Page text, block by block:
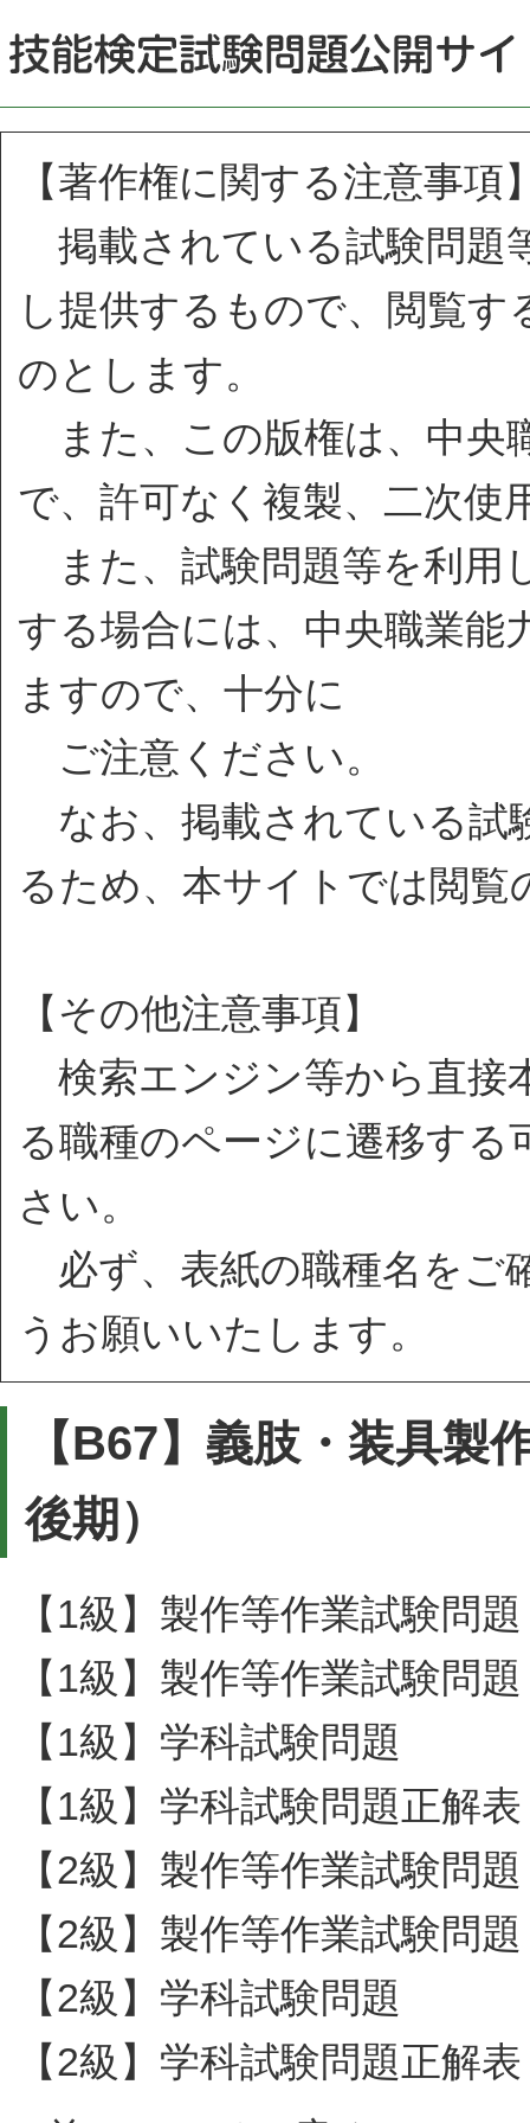
【著作権に関する注意事項
掲載されている試験問題
し提供するもので、閲覧
のとします。
また、この版権は、中央
で、許可なく複製、二次使
また、試験問題等を利用
する場合には、中央職業能
ますので、十分に
ご注意ください。
なお、掲載されている試
るため、本サイトでは閲
【その他注意事項】
検索エンジン等から直接
る職種のページに遷移す
さい。
必ず、表紙の職種名をご
うお願いいたします。
【B67】義肢・装具製
後期）
【1級】製作等作業試験問題
【1級】製作等作業試験問
【1級】学科試験問題
【1級】学科試験問題正解表
【2級】製作等作業試験問題
【2級】製作等作業試験問
【2級】学科試験問題
【2級】学科試験問題正解表